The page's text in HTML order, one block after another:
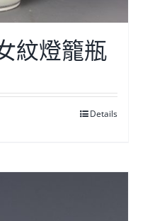
紋燈籠瓶
Details